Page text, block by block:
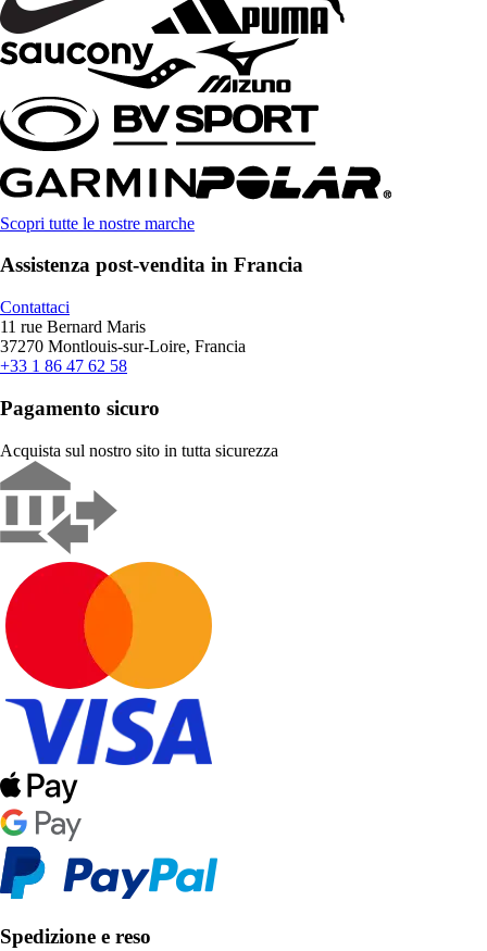
Scopri tutte le nostre marche
Assistenza post-vendita in Francia
Contattaci
11 rue Bernard Maris
37270 Montlouis-sur-Loire, Francia
+33 1 86 47 62 58
Pagamento sicuro
Acquista sul nostro sito in tutta sicurezza
Spedizione e reso